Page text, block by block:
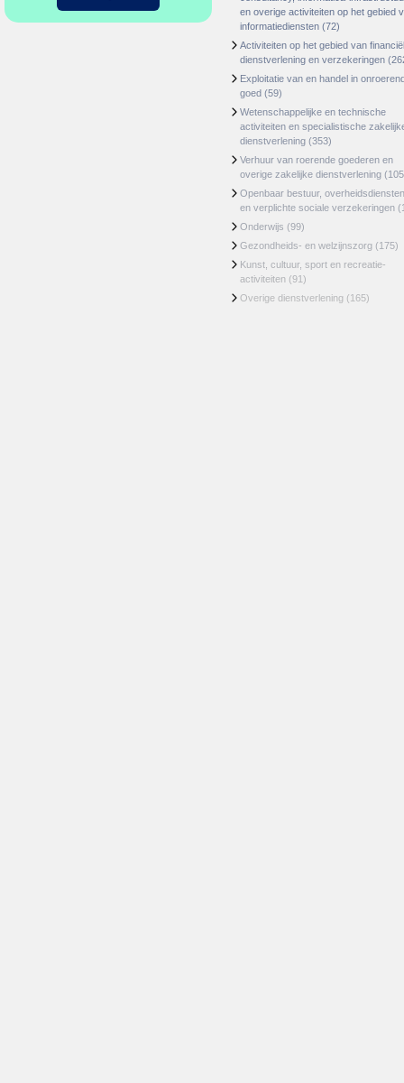
en overige activiteiten op het gebied
informatiediensten (72)
Activiteiten op het gebied van
dienstverlening en verzekeringen
Exploitatie van en handel in
goed (59)
Wetenschappelijke en technische
activiteiten en specialistische
dienstverlening (353)
Verhuur van roerende goederen en
overige zakelijke dienstverlening
Openbaar bestuur, overheidsdiensten
en verplichte sociale verzekeringen
Onderwijs (99)
Gezondheids- en welzijnszorg (175)
Kunst, cultuur, sport en recreatie-
activiteiten (91)
Overige dienstverlening (165)